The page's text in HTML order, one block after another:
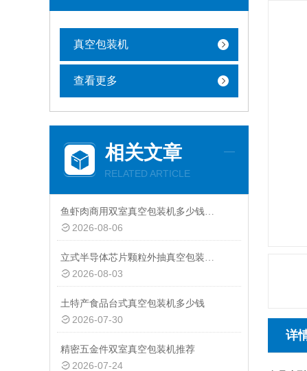
真空包装机
查看更多
相关文章
RELATED ARTICLE
鱼虾肉商用双室真空包装机多少钱一台
2026-08-06
立式半导体芯片颗粒外抽真空包装机厂家
2026-08-03
土特产食品台式真空包装机多少钱
2026-07-30
精密五金件双室真空包装机推荐
2026-07-24
详